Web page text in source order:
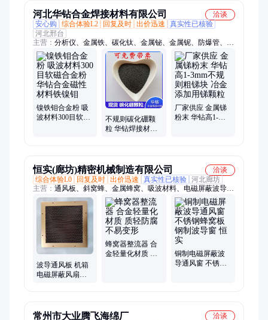
河北华钻合金焊接材料有限公司
洽谈
安心购
综合体验L2 回复及时 出价迅速
真实性已核验
河北邢台
主营： 分析仪、金属铁、碳化钛、金属铋、金属铌、防爆管、喷
涂粉、铝铸件、铜铁铝、脱氧铝、铋粉末、纯铋粉、疏通剂、粗
铜粉、纯银粒、细镍粉、电解镍、铁粉末、紫铜粒、铌铁粉、氧
化铁、氧化铬、金属锡、纯钨粉、钼圆柱
镍铁钼合金粉 吸
波材料300目软磁
不规则碳化硼颗
粒 华钻焊接材料
厂家供应 金属锑
粉末 华钻高1-
恒实(廊坊)精密机械制造有限公司
洽谈
综合体验L0
回复及时 出价迅速 真实性已核验 河北廊坊
主营： 通风板、斜窝蜂、金属蜂窝、吸波材料、电磁屏蔽波导
窗、蜂窝芯、波导窗、衬套汽封、汽轮机密封圈、密封圈、汽封
蜂窝芯、高低齿汽封、蜂窝器、多齿汽封、汽轮机汽封、防护通
风板、衬套密封件、波导窗通风板、整流器、汽封、冶金密封
圈、方形波导窗、超薄波导窗、点焊蜂窝板、水过滤蜂窝板、隔
音方形波导窗
波导通风板 机箱
电磁屏蔽风扇网
蜂窝器整流器 合
金轻量化材质 质
铜制电磁屏蔽波
导通风窗 不锈钢
常州市大业腾飞海绵厂
洽谈